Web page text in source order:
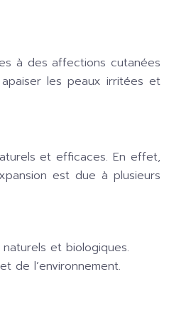
à des affections cutanées
les peaux irritées et
et efficaces. En effet,
est due à plusieurs
et biologiques.
de l’environnement.